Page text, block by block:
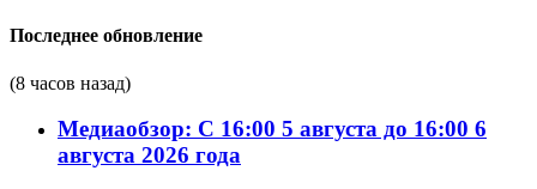
Последнее обновление
(8 часов назад)
Медиаобзор: С 16:00 5 августа до 16:00 6
августа 2026 года